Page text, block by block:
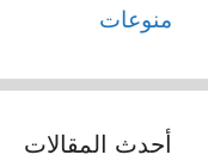
منوعات
أحدث المقالات